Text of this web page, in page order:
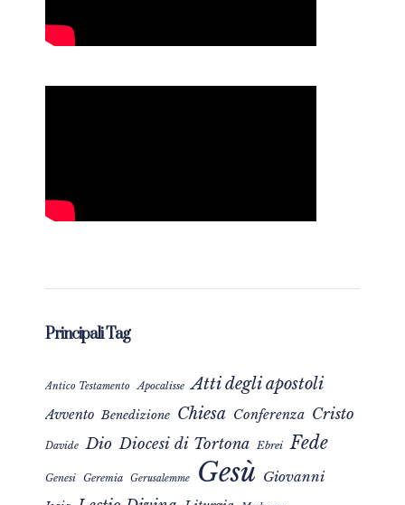
Principali Tag
Antico Testamento Apocalisse Atti degli apostoli
Avvento Benedizione Chiesa Conferenza Cristo
Davide Dio Diocesi di Tortona Ebrei Fede
Genesi Geremia Gerusalemme Gesù Giovanni